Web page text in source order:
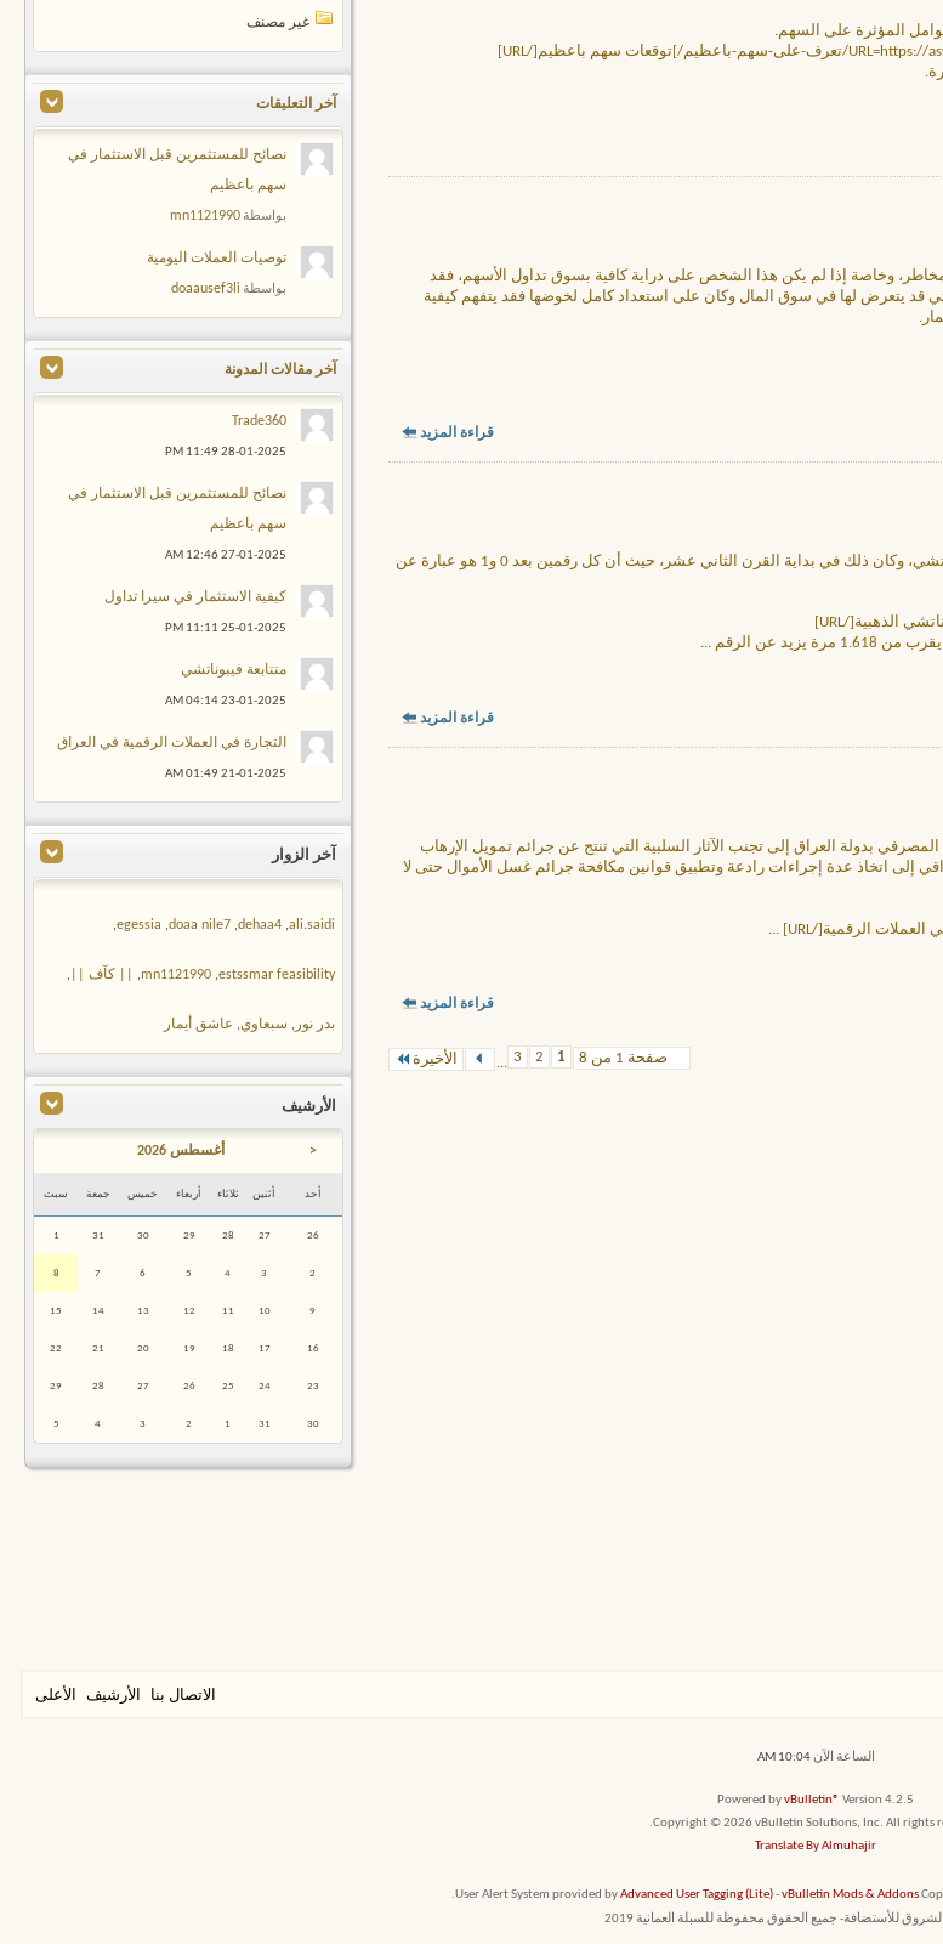
المؤثرة على السهم.
وخاصة إذا لم يكن هذا الشخص على دراية كافية بسوق تداول الأسهم، فقد
قد يتعرض لها في سوق المال وكان على استعداد كامل لخوضها فقد يتفهم كيفية
قراءة المزيد
تحتوي المتتابعة لفيبوناتشي التي تم اكتشافها من خلال عالم الرياضيات ليوناردو فيبوناتشي، وكان ذلك في بداية القرن الثاني عشر، حيث أن كل رقمين بعد 0 و1 هو عبارة عن
عن الرقم
...
قراءة المزيد
بدولة العراق إلى تجنب الآثار السلبية التي تنتج عن جرائم تمويل الإرهاب
إلى اتخاذ عدة إجراءات رادعة وتطبيق قوانين مكافحة جرائم غسل الأموال حتى لا
...
قراءة المزيد
صفحة 1 من 8 1
2
3
... الأخيرة
غير مصنف
آخر التعليقات
نصائح للمستثمرين قبل الاستثمار في
سهم باعظيم
بواسطةmn1121990
توصيات العملات اليومية
بواسطة doaausef3li
آخر مقالات المدونة
Trade360
28-01-2025
11:49 PM
نصائح للمستثمرين قبل الاستثمار في
سهم باعظيم
27-01-2025
12:46 AM
كيفية الاستثمار في سيرا تداول
25-01-2025
11:11 PM
متتابعة فيبوناتشي
23-01-2025
04:14 AM
التجارة في العملات الرقمية في العراق
21-01-2025
01:49 AM
آخر الزوار
ali.saidi
,
dehaa4
,
doaa nile7
,
egessia
,
estssmar feasibility
,
mn1121990
, || كآف || ,
بدر نور , سبعاوي, عاشق أيمار
الأرشيف
< أغسطس 2026
أحد أثنين ثلاثاء أربعاء خميس جمعة سبت
26
27
28
29
30
31
1
2
3
4
5
6
7
8
9
10
11
12
13
14
15
16
17
18
19
20
21
22
23
24
25
26
27
28
29
30
31
1
2
3
4
5
الاتصال بنا الأرشيف الأعلى
الساعة الآن10:04 AM
Powered byvBulletin® Version 4.2.5
Copyright © 2026 vBulletin Solutions, Inc. All rights
Translate By Almuhajir
User Alert System provided byAdvanced User Tagging (Lite)-vBulletin Mods & Addons
للأستضافة- جميع الحقوق محفوظة للسبلة العمانية 2019